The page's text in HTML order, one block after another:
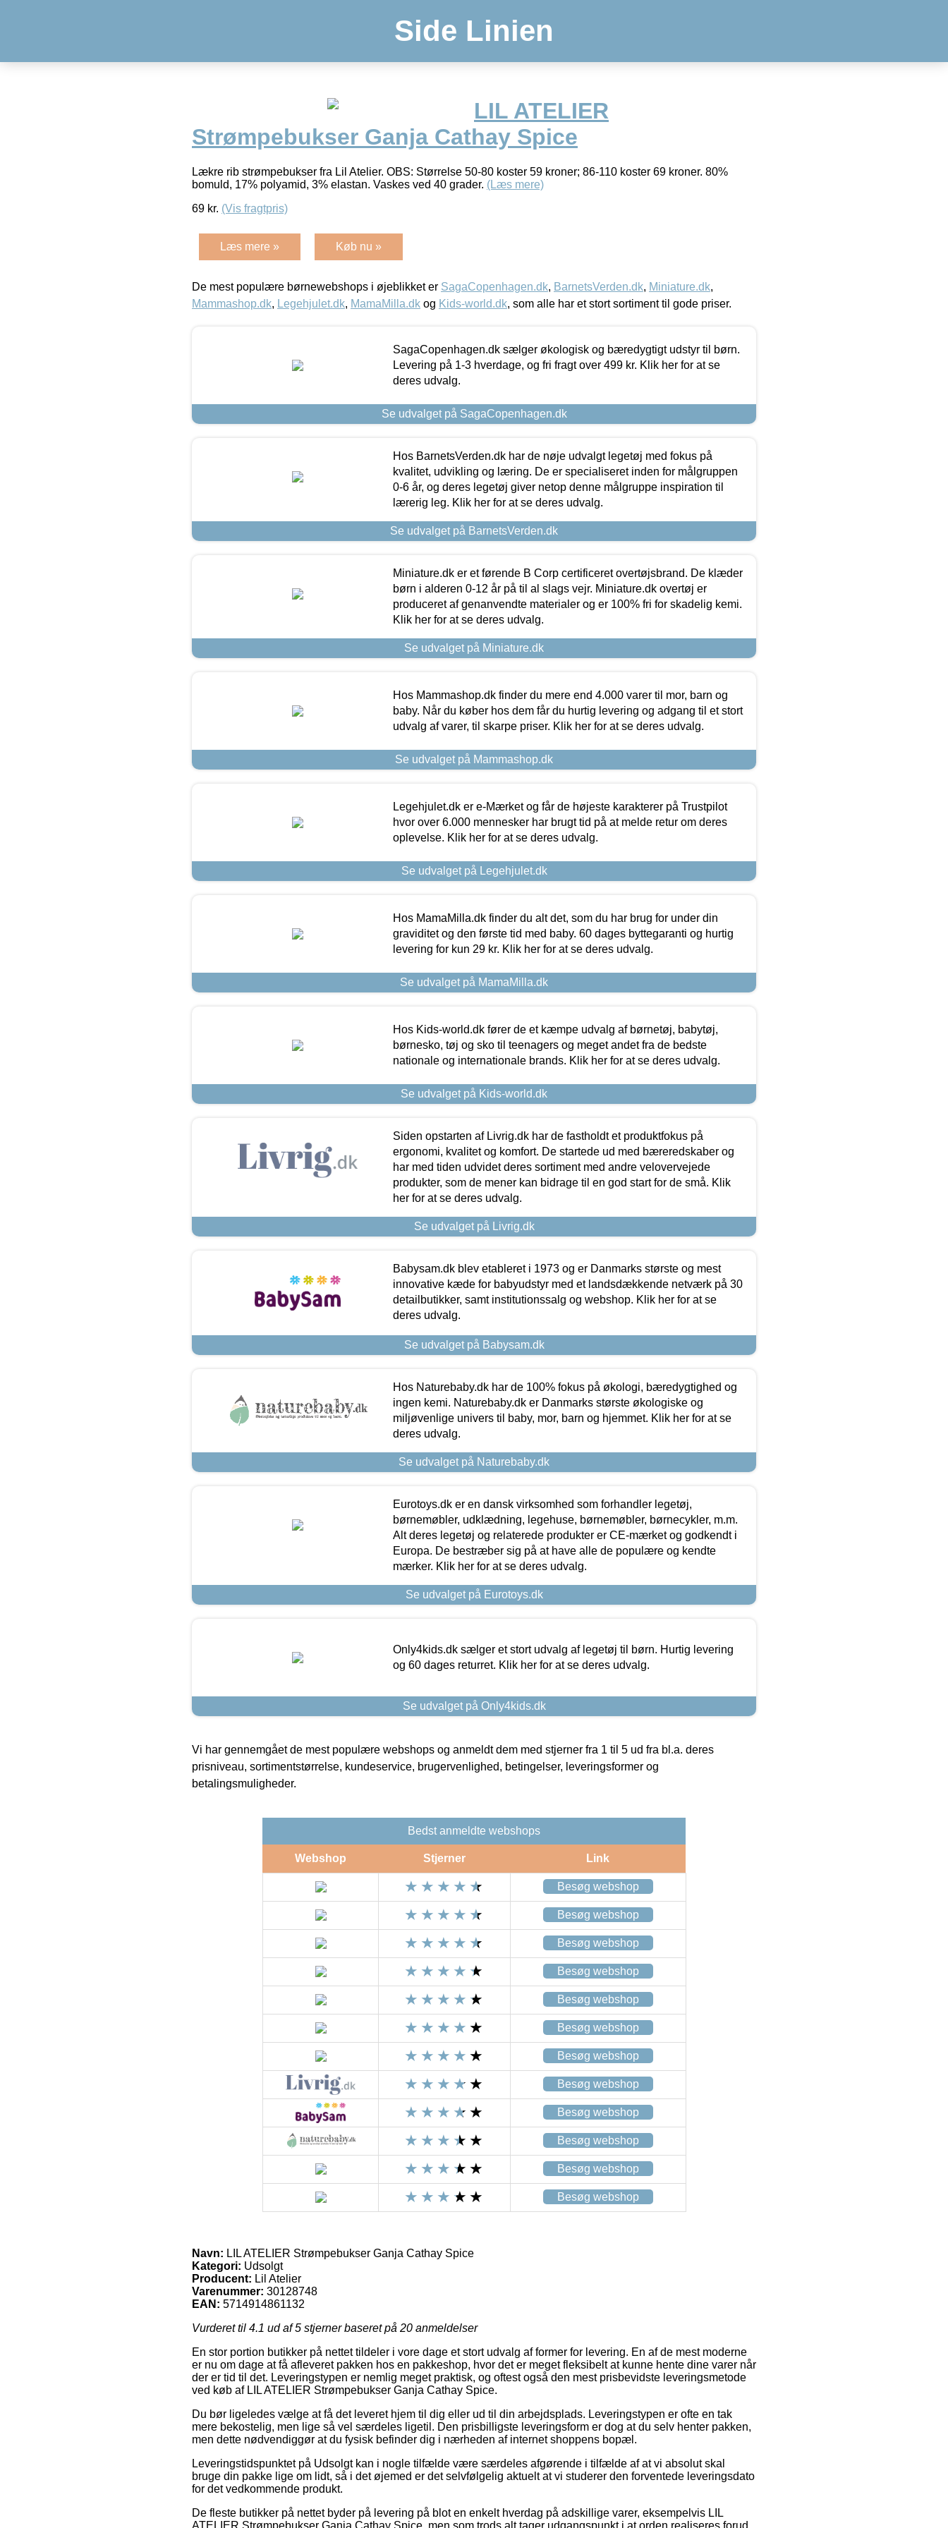
Side Linien
LIL ATELIER
Strømpebukser Ganja Cathay Spice
Lækre rib strømpebukser fra Lil Atelier. OBS: Størrelse 50-80 koster 59 kroner; 86-110 koster 69 kroner. 80%
bomuld, 17% polyamid, 3% elastan. Vaskes ved 40 grader. (Læs mere)
69 kr. (Vis fragtpris)
Læs mere » Køb nu »
De mest populære børnewebshops i øjeblikket er SagaCopenhagen.dk, BarnetsVerden.dk, Miniature.dk,
Mammashop.dk, Legehjulet.dk, MamaMilla.dk og Kids-world.dk, som alle har et stort sortiment til gode priser.
SagaCopenhagen.dk sælger økologisk og bæredygtigt udstyr til børn.
Levering på 1-3 hverdage, og fri fragt over 499 kr. Klik her for at se
deres udvalg.
Se udvalget på SagaCopenhagen.dk
Hos BarnetsVerden.dk har de nøje udvalgt legetøj med fokus på
kvalitet, udvikling og læring. De er specialiseret inden for målgruppen
0-6 år, og deres legetøj giver netop denne målgruppe inspiration til
lærerig leg. Klik her for at se deres udvalg.
Se udvalget på BarnetsVerden.dk
Miniature.dk er et førende B Corp certificeret overtøjsbrand. De klæder
børn i alderen 0-12 år på til al slags vejr. Miniature.dk overtøj er
produceret af genanvendte materialer og er 100% fri for skadelig kemi.
Klik her for at se deres udvalg.
Se udvalget på Miniature.dk
Hos Mammashop.dk finder du mere end 4.000 varer til mor, barn og
baby. Når du køber hos dem får du hurtig levering og adgang til et stort
udvalg af varer, til skarpe priser. Klik her for at se deres udvalg.
Se udvalget på Mammashop.dk
Legehjulet.dk er e-Mærket og får de højeste karakterer på Trustpilot
hvor over 6.000 mennesker har brugt tid på at melde retur om deres
oplevelse. Klik her for at se deres udvalg.
Se udvalget på Legehjulet.dk
Hos MamaMilla.dk finder du alt det, som du har brug for under din
graviditet og den første tid med baby. 60 dages byttegaranti og hurtig
levering for kun 29 kr. Klik her for at se deres udvalg.
Se udvalget på MamaMilla.dk
Hos Kids-world.dk fører de et kæmpe udvalg af børnetøj, babytøj,
børnesko, tøj og sko til teenagers og meget andet fra de bedste
nationale og internationale brands. Klik her for at se deres udvalg.
Se udvalget på Kids-world.dk
Siden opstarten af Livrig.dk har de fastholdt et produktfokus på
ergonomi, kvalitet og komfort. De startede ud med bæreredskaber og
har med tiden udvidet deres sortiment med andre velovervejede
produkter, som de mener kan bidrage til en god start for de små. Klik
her for at se deres udvalg.
Se udvalget på Livrig.dk
Babysam.dk blev etableret i 1973 og er Danmarks største og mest
innovative kæde for babyudstyr med et landsdækkende netværk på 30
detailbutikker, samt institutionssalg og webshop. Klik her for at se
deres udvalg.
Se udvalget på Babysam.dk
Hos Naturebaby.dk har de 100% fokus på økologi, bæredygtighed og
ingen kemi. Naturebaby.dk er Danmarks største økologiske og
miljøvenlige univers til baby, mor, barn og hjemmet. Klik her for at se
deres udvalg.
Se udvalget på Naturebaby.dk
Eurotoys.dk er en dansk virksomhed som forhandler legetøj,
børnemøbler, udklædning, legehuse, børnemøbler, børnecykler, m.m.
Alt deres legetøj og relaterede produkter er CE-mærket og godkendt i
Europa. De bestræber sig på at have alle de populære og kendte
mærker. Klik her for at se deres udvalg.
Se udvalget på Eurotoys.dk
Only4kids.dk sælger et stort udvalg af legetøj til børn. Hurtig levering
og 60 dages returret. Klik her for at se deres udvalg.
Se udvalget på Only4kids.dk
Vi har gennemgået de mest populære webshops og anmeldt dem med stjerner fra 1 til 5 ud fra bl.a. deres
prisniveau, sortimentstørrelse, kundeservice, brugervenlighed, betingelser, leveringsformer og
betalingsmuligheder.
Bedst anmeldte webshops
Webshop Stjerner Link
Besøg webshop
Besøg webshop
Besøg webshop
Besøg webshop
Besøg webshop
Besøg webshop
Besøg webshop
Besøg webshop
Besøg webshop
Besøg webshop
Besøg webshop
Besøg webshop
Navn: LIL ATELIER Strømpebukser Ganja Cathay Spice
Kategori: Udsolgt
Producent: Lil Atelier
Varenummer: 30128748
EAN: 5714914861132
Vurderet til 4.1 ud af 5 stjerner baseret på 20 anmeldelser
En stor portion butikker på nettet tildeler i vore dage et stort udvalg af former for levering. En af de mest moderne
er nu om dage at få afleveret pakken hos en pakkeshop, hvor det er meget fleksibelt at kunne hente dine varer når
der er tid til det. Leveringstypen er nemlig meget praktisk, og oftest også den mest prisbevidste leveringsmetode
ved køb af LIL ATELIER Strømpebukser Ganja Cathay Spice.
Du bør ligeledes vælge at få det leveret hjem til dig eller ud til din arbejdsplads. Leveringstypen er ofte en tak
mere bekostelig, men lige så vel særdeles ligetil. Den prisbilligste leveringsform er dog at du selv henter pakken,
men dette nødvendiggør at du fysisk befinder dig i nærheden af internet shoppens bopæl.
Leveringstidspunktet på Udsolgt kan i nogle tilfælde være særdeles afgørende i tilfælde af at vi absolut skal
bruge din pakke lige om lidt, så i det øjemed er det selvfølgelig aktuelt at vi studerer den forventede leveringsdato
for det vedkommende produkt.
De fleste butikker på nettet byder på levering på blot en enkelt hverdag på adskillige varer, eksempelvis LIL
ATELIER Strømpebukser Ganja Cathay Spice, men som trods alt tager udgangspunkt i at orden realiseres forud